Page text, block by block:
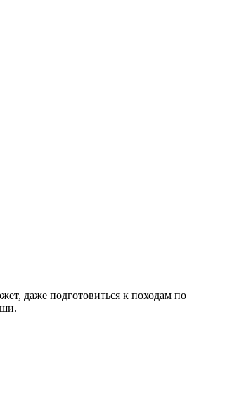
даже подготовиться к походам по